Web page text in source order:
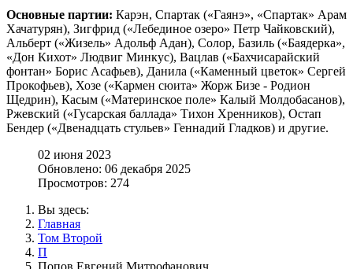
Основные партии: Карэн, Спартак («Гаянэ», «Спартак» Арам
Хачатурян), Зигфрид («Лебединое озеро» Петр Чайковский),
Альберт («Жизель» Адольф Адан), Солор, Базиль («Баядерка»,
«Дон Кихот» Людвиг Минкус), Вацлав («Бахчисарайский
фонтан» Борис Асафьев), Данила («Каменный цветок» Сергей
Прокофьев), Хозе («Кармен сюита» Жорж Бизе - Родион
Щедрин), Касым («Материнское поле» Калый Молдобасанов),
Ржевский («Гусарская баллада» Тихон Хренников), Остап
Бендер («Двенадцать стульев» Геннадий Гладков) и другие.
02 июня 2023
Обновлено: 06 декабря 2025
Просмотров: 274
Вы здесь:
Главная
Том Второй
П
Попов Евгений Митрофанович